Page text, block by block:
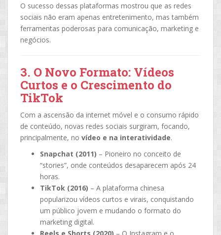
O sucesso dessas plataformas mostrou que as redes
sociais não eram apenas entretenimento, mas também
ferramentas poderosas para comunicação, marketing e
negócios.
3. O Novo Formato: Vídeos
Curtos e o Crescimento do
TikTok
Com a ascensão da internet móvel e o consumo rápido
de conteúdo, novas redes sociais surgiram, focando,
principalmente, no vídeo e na interatividade.
Snapchat (2011) – Pioneiro no conceito de
“stories”, onde conteúdos desaparecem após 24
horas.
TikTok (2016) – A plataforma chinesa
popularizou vídeos curtos e virais, conquistando
um público jovem e mudando o formato do
marketing digital.
Reels e Shorts (2020) – O Instagram e o